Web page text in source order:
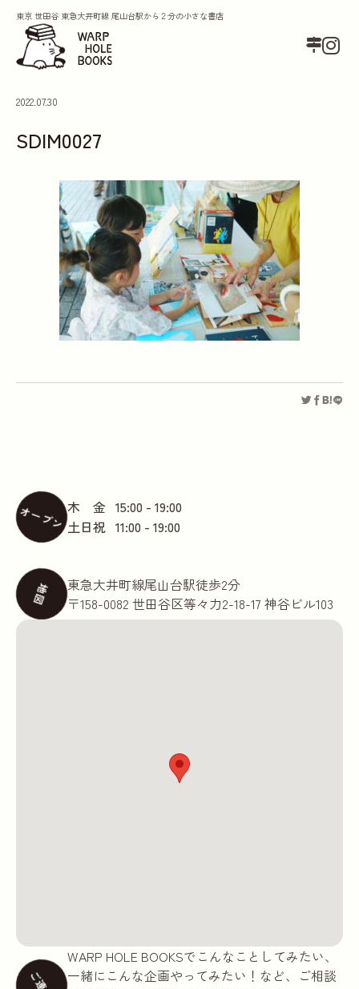
東京 世田谷 東急大井町線 尾山台駅から２分の小さな書店
2022.07.30
SDIM0027
オープン木 金 15:00 - 19:00
土日祝 11:00 - 19:00
地図
東急大井町線尾山台駅徒歩2分
〒158-0082 世田谷区等々力2-18-17 神谷ビル103
WARP HOLE BOOKSでこんなことしてみたい、
一緒にこんな企画やってみたい！など、ご相談